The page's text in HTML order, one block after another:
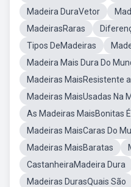
Madeira DuraVetor
MadeirasRaras
Tipos DeMadeiras
Madeira Mais Dura Do
Madeiras MaisResistente
Madeiras MaisUsadas Na
As Madeiras MaisBonitas
Madeiras MaisCaras Do
Madeiras MaisBaratas
CastanheiraMadeira Dura
Madeiras DurasQuais São